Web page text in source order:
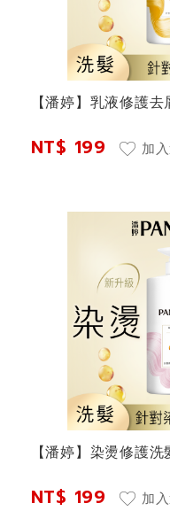
【潘婷】乳液修護
NT$ 199 加
【潘婷】染燙修護
NT$ 199 加